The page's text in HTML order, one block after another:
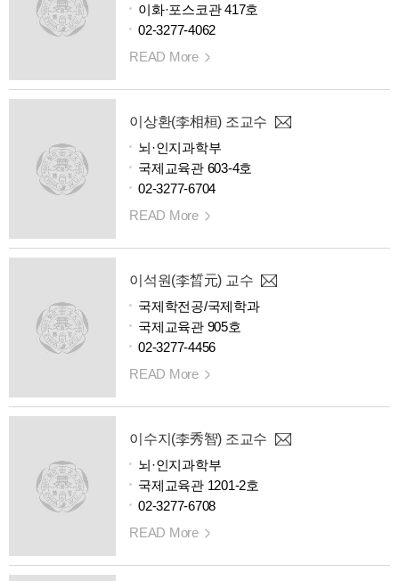
이화·포스코관 417호
02-3277-4062
READ More
이상환(李相桓) 조교수
뇌·인지과학부
국제교육관 603-4호
02-3277-6704
READ More
이석원(李晳元) 교수
국제학전공/국제학과
국제교육관 905호
02-3277-4456
READ More
이수지(李秀智) 조교수
뇌·인지과학부
국제교육관 1201-2호
02-3277-6708
READ More